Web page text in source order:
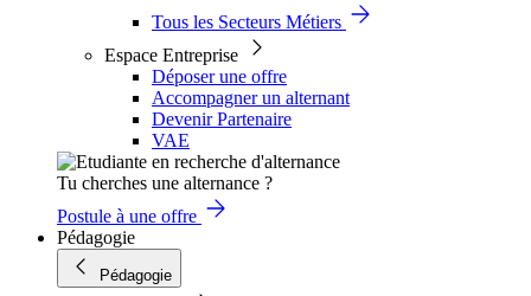
Tous les Secteurs Métiers
Espace Entreprise
Déposer une offre
Accompagner un alternant
Devenir Partenaire
VAE
Tu cherches une alternance ?
Postule à une offre
Pédagogie
Pédagogie